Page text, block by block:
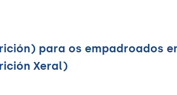
para os empadroados
Xeral)